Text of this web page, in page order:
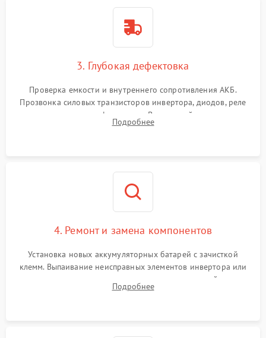
3. Глубокая дефектовка
Проверка емкости и внутреннего сопротивления АКБ.
Прозвонка силовых транзисторов инвертора, диодов, реле
переключения и трансформатора. Визуальный поиск вздутых
конденсаторов и прогаров на печатной плате.
Подробнее
4. Ремонт и замена компонентов
Установка новых аккумуляторных батарей с зачисткой
клемм. Выпаивание неисправных элементов инвертора или
цепи зарядки и монтаж новых радиодеталей.
Восстановление поврежденных токоведущих дорожек и
Подробнее